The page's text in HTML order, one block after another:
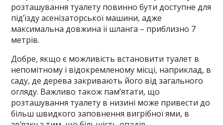
розташування туалету повинно бути доступне для
під’їзду асенізаторської машини, адже
максимальна довжина її шланга – приблизно 7
метрів.
Добре, якщо є можливість встановити туалет в
непомітному і відокремленому місці, наприклад, в
саду, де дерева закривають його від загального
огляду. Важливо також пам’ятати, що
розташування туалету в низині може привести до
більш швидкого заповнення вигрібної ями, в